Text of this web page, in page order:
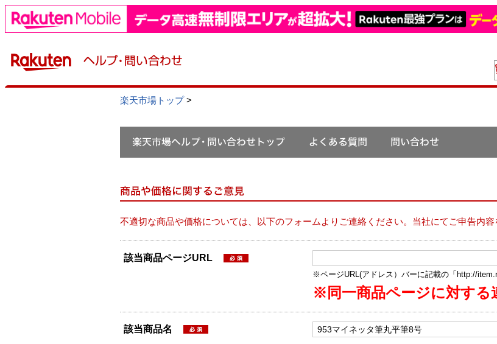
楽天市場トップ>
不適切な商品や価格については、以下のフォームよりご連絡ください。当社にてご申告内容
該当商品ページURL
※ページURL(アドレス）バーに記載の「http://
※同一商品ページに対する
該当商品名